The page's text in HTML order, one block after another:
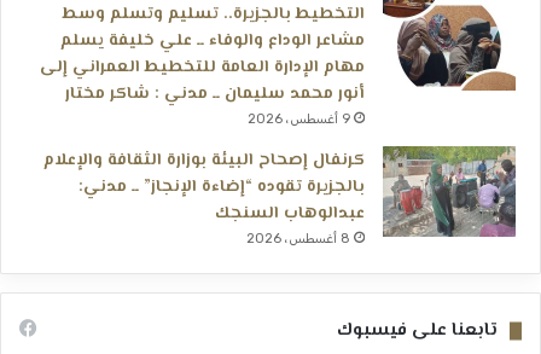
التخطيط بالجزيرة.. تسليم وتسلم وسط
مشاعر الوداع والوفاء ــ علي خليفة يسلم
مهام الإدارة العامة للتخطيط العمراني إلى
أنور محمد سليمان ــ مدني : شاكر مختار
9 أغسطس، 2026
كرنفال إصحاح البيئة بوزارة الثقافة والإعلام
بالجزيرة تقوده “إضاءة الإنجاز” ــ مدني:
عبدالوهاب السنجك
8 أغسطس، 2026
تابعنا على فيسبوك